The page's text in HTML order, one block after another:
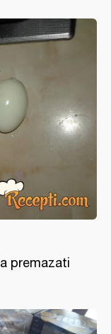
premazati